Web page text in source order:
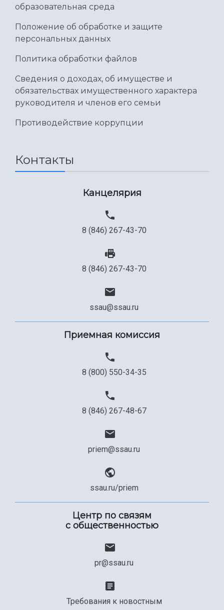
образовательная среда
Положение об обработке и защите
персональных данных
Политика обработки файлов
Сведения о доходах, об имуществе и
обязательствах имущественного характера
руководителя и членов его семьи
Противодействие коррупции
Контакты
Канцелярия
8 (846) 267-43-70
8 (846) 267-43-70
ssau@ssau.ru
Приемная комиссия
8 (800) 550-34-35
8 (846) 267-48-67
priem@ssau.ru
ssau.ru/priem
Центр по связям
с общественностью
pr@ssau.ru
Требования к новостным